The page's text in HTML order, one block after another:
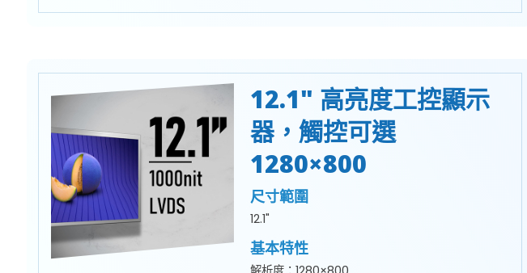
12.1" 高亮度工控顯示
器，觸控可選
1280×800
尺寸範圍
12.1"
基本特性